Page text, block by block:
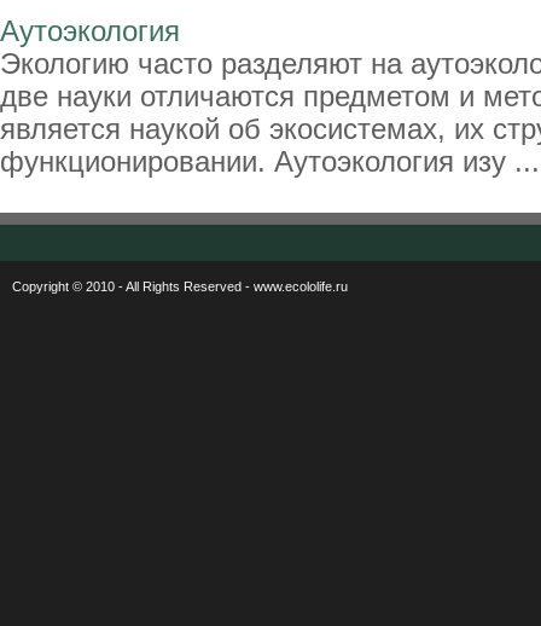
Аутоэкология
Экологию часто разделяют на
две науки отличаются предметом и
является наукой об экосистемах, их
функционировании. Аутоэкология изу ...
Copyright © 2010 - All Rights Reserved - www.ecololife.ru